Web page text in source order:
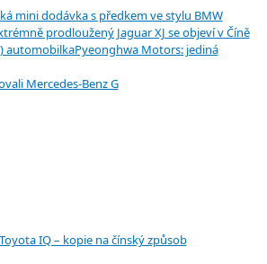
mini dodávka s předkem ve stylu BMW
prodloužený Jaguar XJ se objeví v Číně
Pyeonghwa Motors: jediná
Mercedes-Benz G
IQ – kopie na čínský způsob